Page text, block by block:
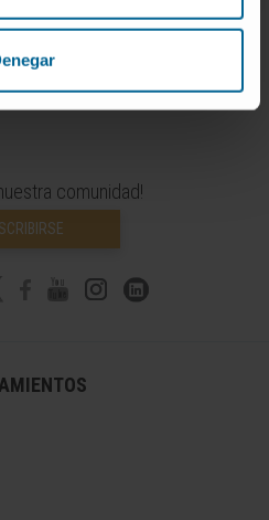
comunidad!